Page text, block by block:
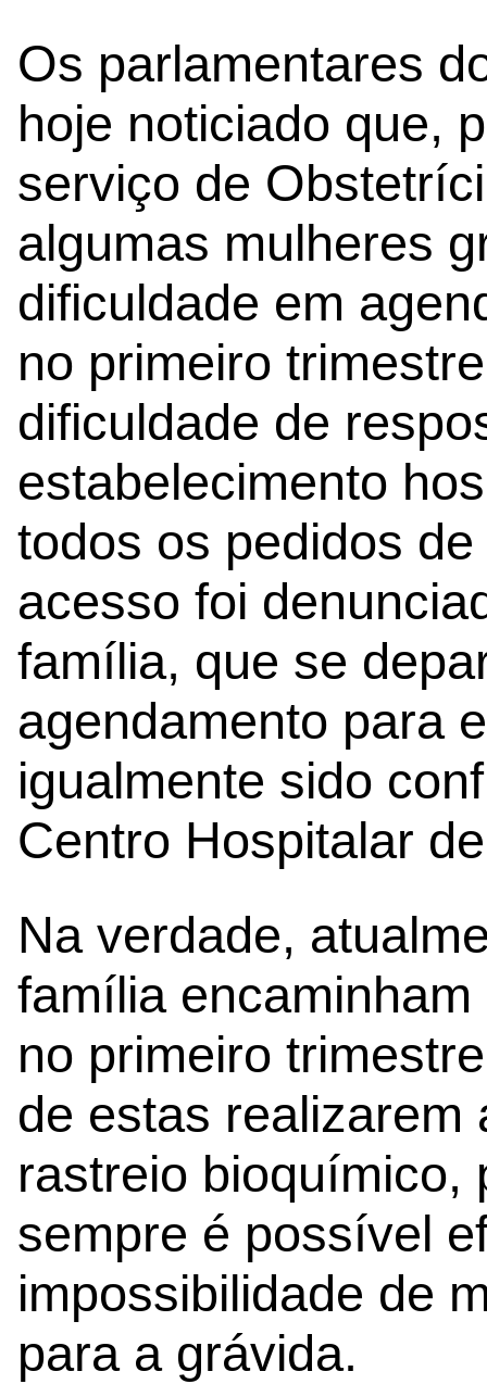
Os parlamentares
hoje noticiado que,
serviço de
algumas mulheres
dificuldade em
no primeiro
dificuldade de
estabelecimento
todos os pedidos
acesso foi
família, que se
agendamento para
igualmente sido
Centro Hospitalar
Na verdade,
família
no primeiro
de estas realizarem
rastreio bioquímico,
sempre é possível
impossibilidade de
para a grávida.